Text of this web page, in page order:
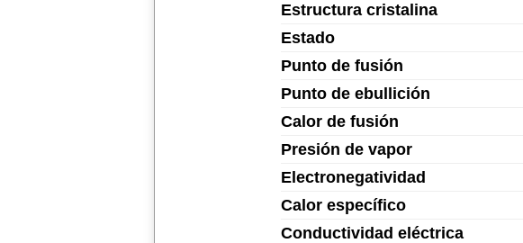
Estructura cristalina
Estado
Punto de fusión
Punto de ebullición
Calor de fusión
Presión de vapor
Electronegatividad
Calor específico
Conductividad eléctrica